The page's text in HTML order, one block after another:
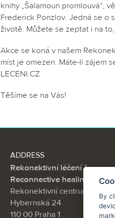
knihy „Šalamoun promlouvá“,
Frederick Ponzlov. Jedná se o
životě. Můžete se zeptat i na
Akce se koná v našem
míst je omezen. Máte-li zájem
LECENI.CZ
Těšíme se na Vás!
ADDRESS
Rekonektivní léčení /
Reconnective healing
Rekonektivní centrum,
Hybernská 24
110 00 Praha 1
By